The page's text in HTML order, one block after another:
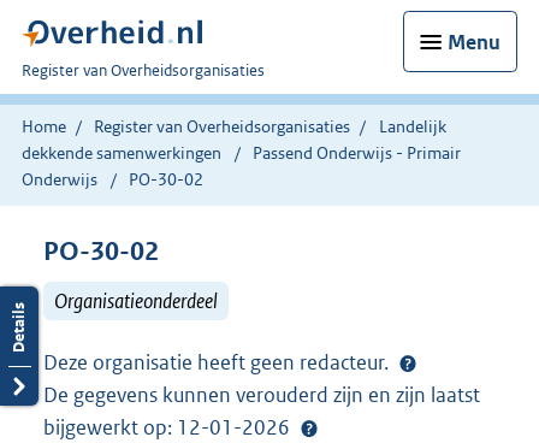
Menu
U
bent
nu
hier:
Register van Overheidsorganisaties
Home Register van Overheidsorganisaties
Landelijk
dekkende samenwerkingen
Passend Onderwijs - Primair
Onderwijs
PO-30-02
PO-30-02
Organisatieonderdeel
Deze organisatie heeft geen redacteur.
De gegevens kunnen verouderd zijn en zijn laatst
bijgewerkt op: 12-01-2026